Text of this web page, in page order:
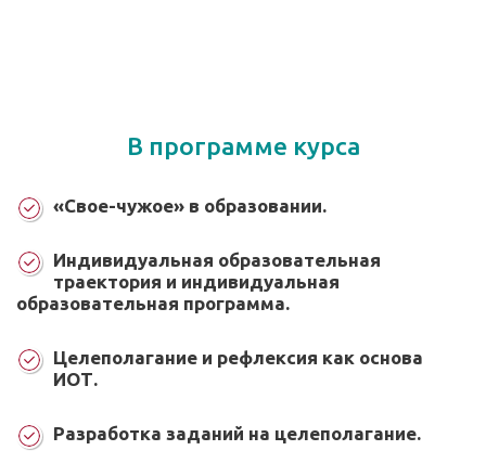
В программе курса
«Свое-чужое» в образовании.
Индивидуальная образовательная
траектория и индивидуальная
образовательная программа.
Целеполагание и рефлексия как основа
ИОТ.
Разработка заданий на целеполагание.